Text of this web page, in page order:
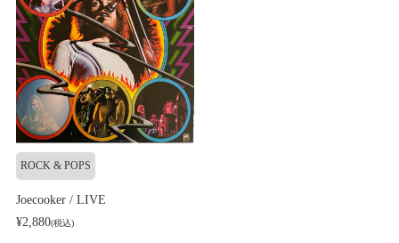
ROCK & POPS
Joecooker / LIVE
¥2,880(税込)